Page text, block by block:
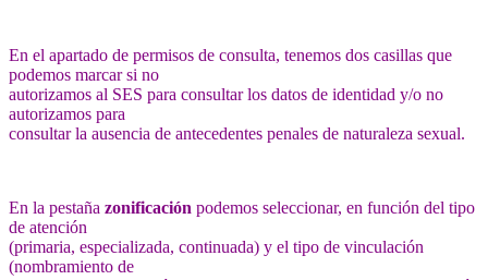
En el apartado de permisos de consulta, tenemos dos casillas que
podemos marcar si no
autorizamos al SES para consultar los datos de identidad y/o no
autorizamos para
consultar la ausencia de antecedentes penales de naturaleza sexual.
En la pestaña zonificación podemos seleccionar, en función del tipo
de atención
(primaria, especializada, continuada) y el tipo de vinculación
(nombramiento de